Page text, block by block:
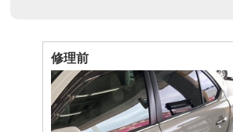
修理前